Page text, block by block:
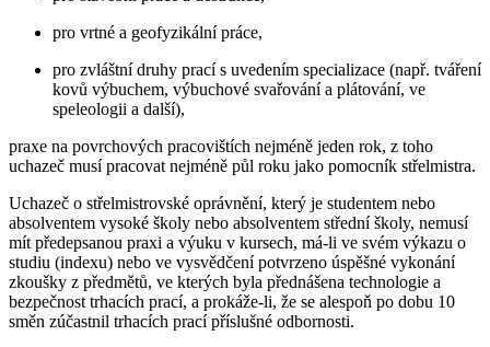
pro vrtné a geofyzikální práce,
pro zvláštní druhy prací s uvedením specializace (např. tváření
kovů výbuchem, výbuchové svařování a plátování, ve
speleologii a další),
praxe na povrchových pracovištích nejméně jeden rok, z toho
uchazeč musí pracovat nejméně půl roku jako pomocník střelmistra.
Uchazeč o střelmistrovské oprávnění, který je studentem nebo
absolventem vysoké školy nebo absolventem střední školy, nemusí
mít předepsanou praxi a výuku v kursech, má-li ve svém výkazu o
studiu (indexu) nebo ve vysvědčení potvrzeno úspěšné vykonání
zkoušky z předmětů, ve kterých byla přednášena technologie a
bezpečnost trhacích prací, a prokáže-li, že se alespoň po dobu 10
směn zúčastnil trhacích prací příslušné odbornosti.